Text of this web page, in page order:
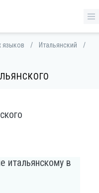
языков / Итальянский
/
итальянскому в